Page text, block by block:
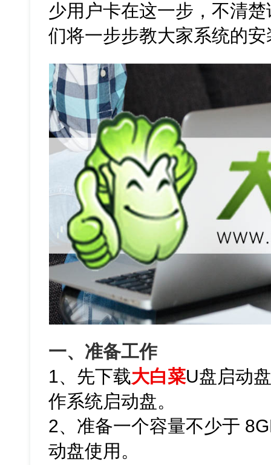
少用户卡在这一步，不清
们将一步步教大家系统的
一、准备工作
1、先下载大白菜U盘启动
作系统启动盘。
2、准备一个容量不少于
动盘使用。